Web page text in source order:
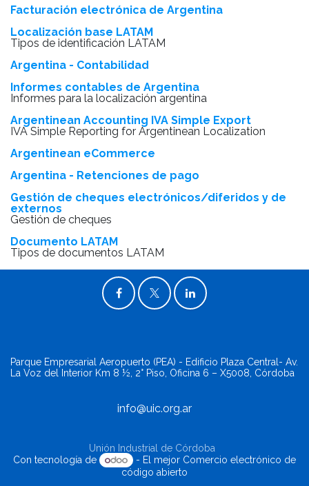
Facturación electrónica de Argentina
Localización base LATAM
Tipos de identificación LATAM
Argentina - Contabilidad
Informes contables de Argentina
Informes para la localización argentina
Argentinean Accounting IVA Simple Export
IVA Simple Reporting for Argentinean Localization
Argentinean eCommerce
Argentina - Retenciones de pago
Gestión de cheques electrónicos/diferidos y de
externos
Gestión de cheques
Documento LATAM
Tipos de documentos LATAM
Parque Empresarial Aeropuerto (PEA) - Edificio Plaza Central- Av.
La Voz del Interior Km 8 ½, 2° Piso, Oficina 6 – X5008, Córdoba
info@uic.org.ar
Unión Industrial de Córdoba
Con tecnología de
- El mejor Comercio electrónico de
código abierto